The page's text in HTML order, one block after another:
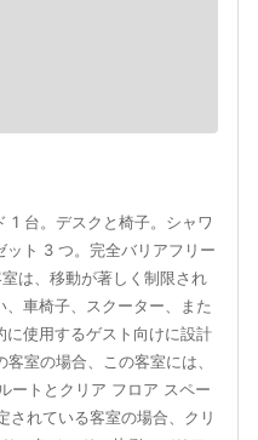
1 台。デスクと椅子。シャワ
ット 3 つ。完全バリアフリー
は、移動が著しく制限され
車椅子、スクーター、また
に使用するゲスト向けに設計
室の場合、この客室には、
ートとクリア フロア スペー
されている客室の場合、クリ